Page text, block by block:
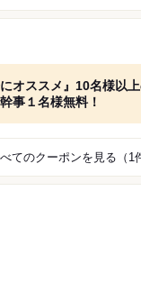
ーポン
にオススメ』10名様以
事１名様無料！
てのクーポンを見る（1